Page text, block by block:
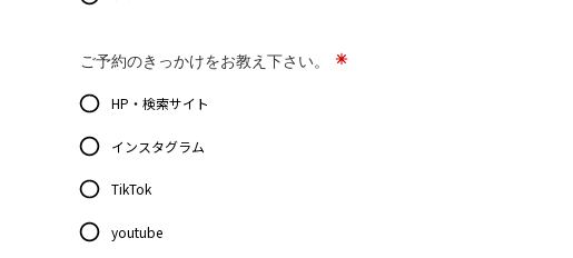
ご予約のきっかけをお教え下さい。
HP・検索サイト
インスタグラム
TikTok
youtube